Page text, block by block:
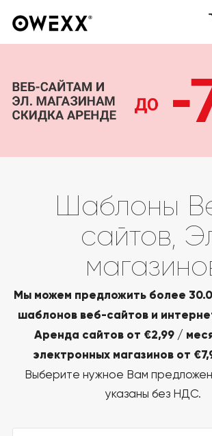
Шаблоны
сайтов,
Мы можем предложить более
шаблонов веб-сайтов и
Аренда сайтов от €2,99 /
электронных магазинов от
Выберите нужное Вам
указаны без НДС.